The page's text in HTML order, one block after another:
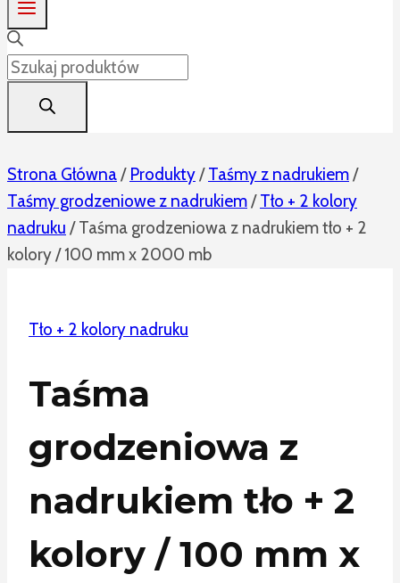
Wyszukiwarka
produktów
Strona Główna/ Produkty/ Taśmy z nadrukiem/
Taśmy grodzeniowe z nadrukiem/ Tło + 2 kolory
nadruku / Taśma grodzeniowa z nadrukiem tło + 2
kolory / 100 mm x 2000 mb
Tło + 2 kolory nadruku
Taśma
grodzeniowa z
nadrukiem tło + 2
kolory / 100 mm x